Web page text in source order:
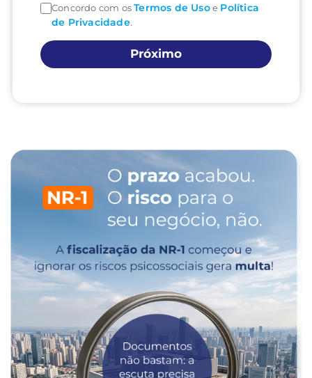
Concordo com osTermos de Usoe Política
de Privacidade.
Próximo